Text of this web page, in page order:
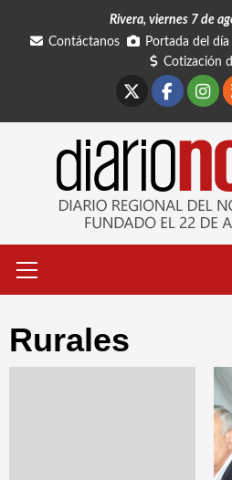
Rivera, viernes 7 de
Contáctanos
Portada del día
Cotización
primario
Rurales